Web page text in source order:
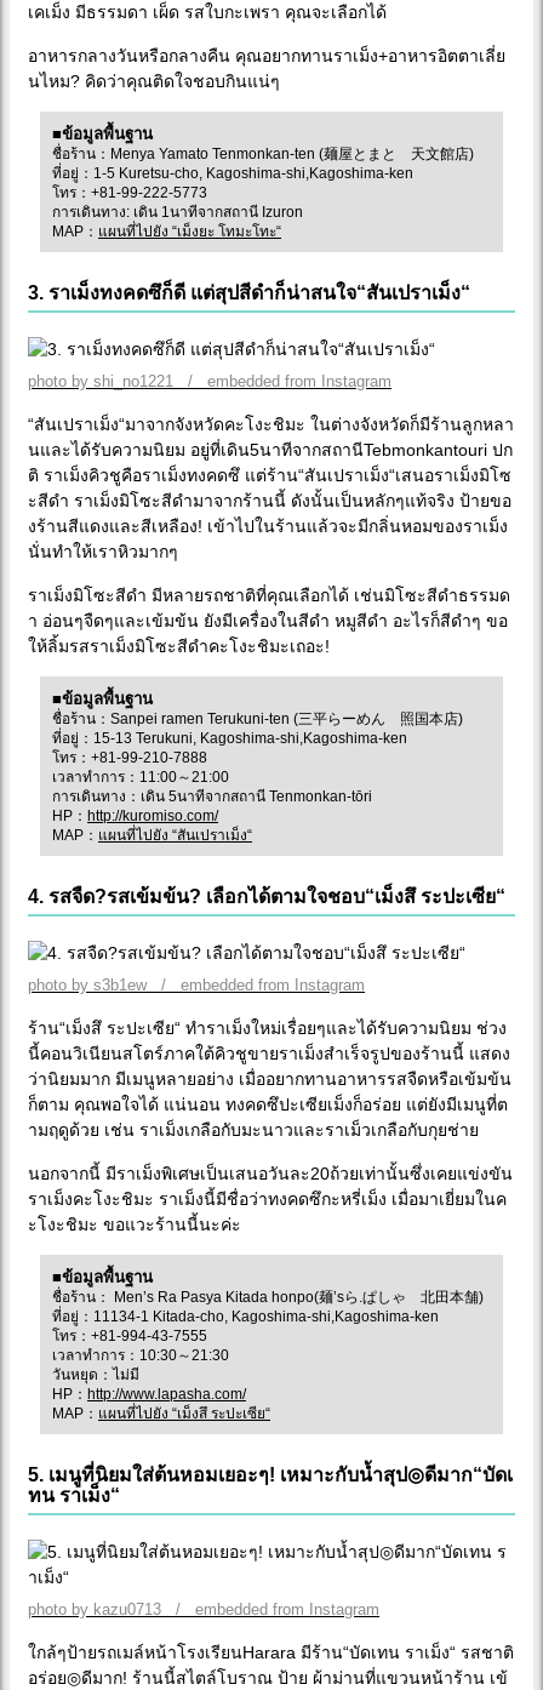
เคเม็ง มีธรรมดา เผ็ด รสใบกะเพรา คุณจะเลือกได้
อาหารกลางวันหรือกลางคืน คุณอยากทานราเม็ง+อาหารอิตตาเลี่ย
นไหม? คิดว่าคุณติดใจชอบกินแน่ๆ
■ข้อมูลพื้นฐาน
ชื่อร้าน：Menya Yamato Tenmonkan-ten (麺屋とまと 天文館店)
ที่อยู่：1-5 Kuretsu-cho, Kagoshima-shi,Kagoshima-ken
โทร：+81-99-222-5773
การเดินทาง: เดิน 1นาทีจากสถานี Izuron
MAP： แผนที่ไปยัง “เม็งยะ โทมะโทะ“
3. ราเม็งทงคดซึก็ดี แต่สุปสีดำก็น่าสนใจ“สันเปราเม็ง“
photo by shi_no1221 / embedded from Instagram
“สันเปราเม็ง“มาจากจังหวัดคะโงะชิมะ ในต่างจังหวัดก็มีร้านลูกหลา
นและได้รับความนิยม อยู่ที่เดิน5นาทีจากสถานีTebmonkantouri ปก
ติ ราเม็งคิวชูคือราเม็งทงคดซึ แต่ร้าน“สันเปราเม็ง“เสนอราเม็งมิโซ
ะสีดำ ราเม็งมิโซะสีดำมาจากร้านนี้ ดังนั้นเป็นหลักๆแท้จริง ป้ายขอ
งร้านสีแดงและสีเหลือง! เข้าไปในร้านแล้วจะมีกลิ่นหอมของราเม็ง
นั่นทำให้เราหิวมากๆ
ราเม็งมิโซะสีดำ มีหลายรถชาติที่คุณเลือกได้ เช่นมิโซะสีดำธรรมด
า อ่อนๆจืดๆและเข้มข้น ยังมีเครื่องในสีดำ หมูสีดำ อะไรก็สีดำๆ ขอ
ให้ลิ้มรสราเม็งมิโซะสีดำคะโงะชิมะเถอะ!
■ข้อมูลพื้นฐาน
ชื่อร้าน：Sanpei ramen Terukuni-ten (三平らーめん 照国本店)
ที่อยู่：15-13 Terukuni, Kagoshima-shi,Kagoshima-ken
โทร：+81-99-210-7888
เวลาทำการ：11:00～21:00
การเดินทาง：เดิน 5นาทีจากสถานี Tenmonkan-tōri
HP： http://kuromiso.com/
MAP： แผนที่ไปยัง “สันเปราเม็ง“
4. รสจืด?รสเข้มข้น? เลือกได้ตามใจชอบ“เม็งสึ ระปะเซีย“
photo by s3b1ew / embedded from Instagram
ร้าน“เม็งสึ ระปะเซีย“ ทำราเม็งใหม่เรื่อยๆและได้รับความนิยม ช่วง
นี้คอนวิเนียนสโตร์ภาคใต้คิวชูขายราเม็งสำเร็จรูปของร้านนี้ แสดง
ว่านิยมมาก มีเมนูหลายอย่าง เมื่ออยากทานอาหารรสจืดหรือเข้มข้น
ก็ตาม คุณพอใจได้ แน่นอน ทงคดซึปะเซียเม็งก็อร่อย แต่ยังมีเมนูที่ต
ามฤดูด้วย เช่น ราเม็งเกลือกับมะนาวและราเม็วเกลือกับกุยช่าย
นอกจากนี้ มีราเม็งพิเศษเป็นเสนอวันละ20ถ้วยเท่านั้นซึ่งเคยแข่งขัน
ราเม็งคะโงะชิมะ ราเม็งนี้มีชื่อว่าทงคดซึกะหรี่เม็ง เมื่อมาเยี่ยมในค
ะโงะชิมะ ขอแวะร้านนี้นะค่ะ
■ข้อมูลพื้นฐาน
ชื่อร้าน： Men’s Ra Pasya Kitada honpo(麺’sら.ぱしゃ 北田本舗)
ที่อยู่：11134-1 Kitada-cho, Kagoshima-shi,Kagoshima-ken
โทร：+81-994-43-7555
เวลาทำการ：10:30～21:30
วันหยุด：ไม่มี
HP： http://www.lapasha.com/
MAP： แผนที่ไปยัง “เม็งสึ ระปะเซีย“
5. เมนูที่นิยมใส่ต้นหอมเยอะๆ! เหมาะกับน้ำสุป◎ดีมาก“บัดเ
ทน ราเม็ง“
photo by kazu0713 / embedded from Instagram
ใกล้ๆป้ายรถเมล์หน้าโรงเรียนHarara มีร้าน“บัดเทน ราเม็ง“ รสชาติ
อร่อย◎ดีมาก! ร้านนี้สไตล์โบราณ ป้าย ผ้าม่านที่แขวนหน้าร้าน เข้